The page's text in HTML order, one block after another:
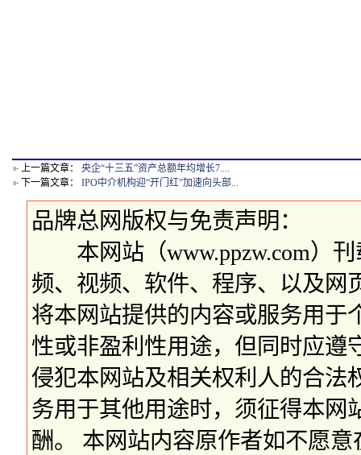
上一篇文章： 央企“十三五”资产总额年均增长7....
下一篇文章： IPO中介机构迎“开门红”加速向头部...
品牌总网版权与免责声明：
本网站（www.ppzw.com）刊
频、视频、软件、程序、以及网
将本网站提供的内容或服务用于
性或非盈利性用途，但同时应遵
侵犯本网站及相关权利人的合法
务用于其他用途时，须征得本网
酬。 本网站内容原作者如不愿